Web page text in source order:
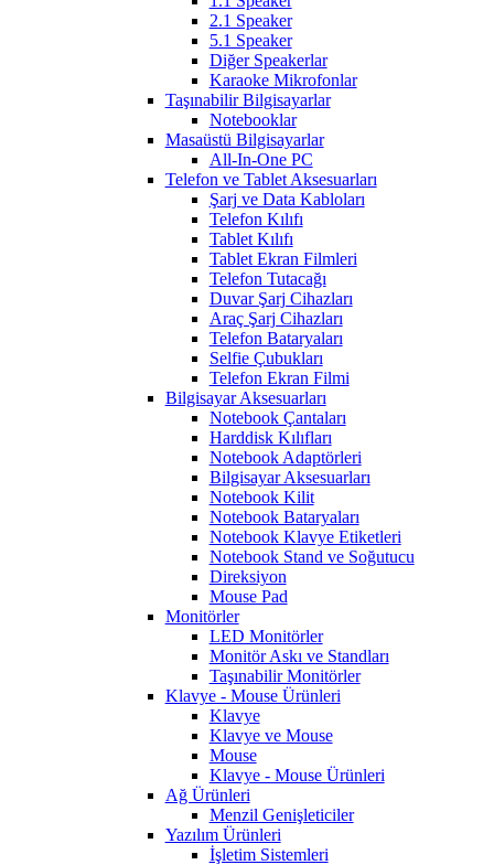
2.1 Speaker
5.1 Speaker
Diğer Speakerlar
Karaoke Mikrofonlar
Taşınabilir Bilgisayarlar
Notebooklar
Masaüstü Bilgisayarlar
All-In-One PC
Telefon ve Tablet Aksesuarları
Şarj ve Data Kabloları
Telefon Kılıfı
Tablet Kılıfı
Tablet Ekran Filmleri
Telefon Tutacağı
Duvar Şarj Cihazları
Araç Şarj Cihazları
Telefon Bataryaları
Selfie Çubukları
Telefon Ekran Filmi
Bilgisayar Aksesuarları
Notebook Çantaları
Harddisk Kılıfları
Notebook Adaptörleri
Bilgisayar Aksesuarları
Notebook Kilit
Notebook Bataryaları
Notebook Klavye Etiketleri
Notebook Stand ve Soğutucu
Direksiyon
Mouse Pad
Monitörler
LED Monitörler
Monitör Askı ve Standları
Taşınabilir Monitörler
Klavye - Mouse Ürünleri
Klavye
Klavye ve Mouse
Mouse
Klavye - Mouse Ürünleri
Ağ Ürünleri
Menzil Genişleticiler
Yazılım Ürünleri
İşletim Sistemleri